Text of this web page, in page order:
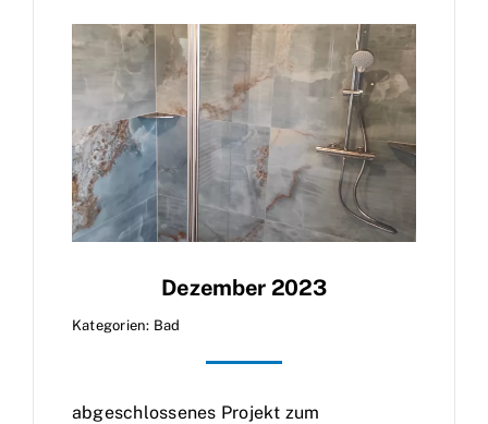
Marken
Kontakt
Dezember 2023
Kategorien: Bad
abgeschlossenes Projekt zum